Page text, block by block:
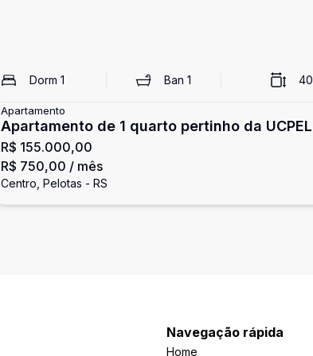
Dorm 1 Ban1 40
Apartamento
Apartamento de 1 quarto pertinho da UCPEL
R$ 155.000,00
R$ 750,00 / mês
Centro, Pelotas - RS
Navegação rápida
Home